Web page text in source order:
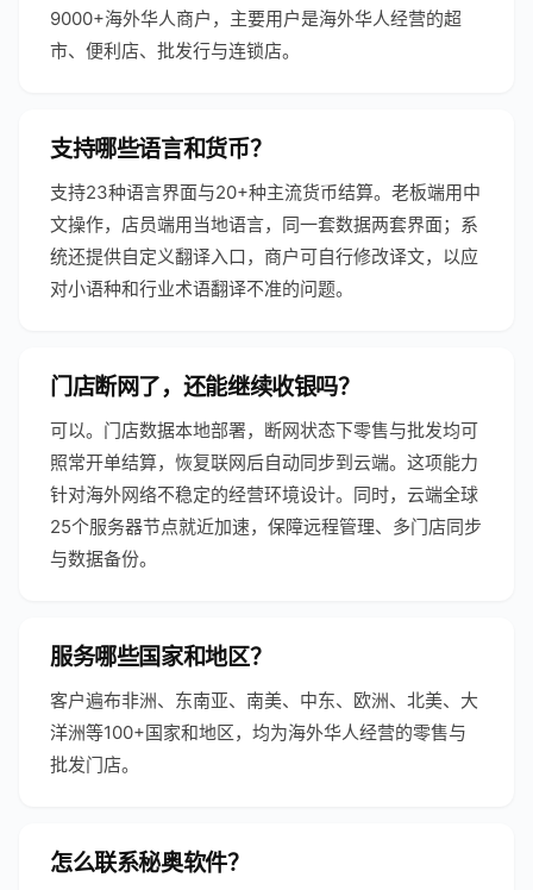
9000+海外华人商户，主要用户是海外华人经营的超
市、便利店、批发行与连锁店。
支持哪些语言和货币？
支持23种语言界面与20+种主流货币结算。老板端用中
文操作，店员端用当地语言，同一套数据两套界面；系
统还提供自定义翻译入口，商户可自行修改译文，以应
对小语种和行业术语翻译不准的问题。
门店断网了，还能继续收银吗？
可以。门店数据本地部署，断网状态下零售与批发均可
照常开单结算，恢复联网后自动同步到云端。这项能力
针对海外网络不稳定的经营环境设计。同时，云端全球
25个服务器节点就近加速，保障远程管理、多门店同步
与数据备份。
服务哪些国家和地区？
客户遍布非洲、东南亚、南美、中东、欧洲、北美、大
洋洲等100+国家和地区，均为海外华人经营的零售与
批发门店。
怎么联系秘奥软件？